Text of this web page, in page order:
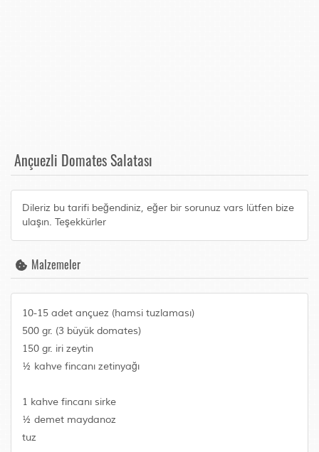
Ançuezli Domates Salatası
Dileriz bu tarifi beğendiniz, eğer bir sorunuz vars lütfen bize
ulaşın. Teşekkürler
Malzemeler
10-15 adet ançuez (hamsi tuzlaması)
500 gr. (3 büyük domates)
150 gr. iri zeytin
½ kahve fincanı zetinyağı
1 kahve fincanı sirke
½ demet maydanoz
tuz